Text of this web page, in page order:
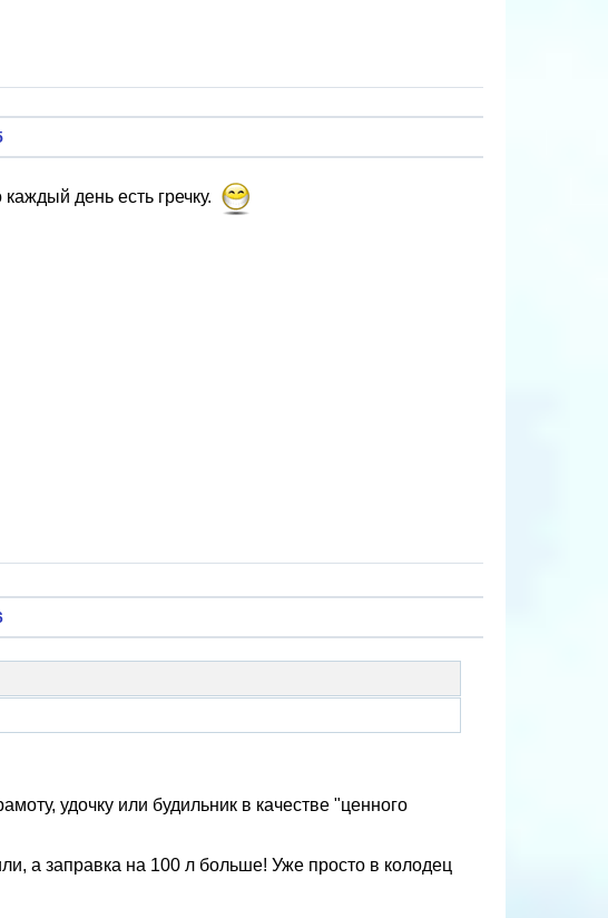
день есть гречку.
удочку или будильник в качестве "ценного
а заправка на 100 л больше! Уже просто в колодец